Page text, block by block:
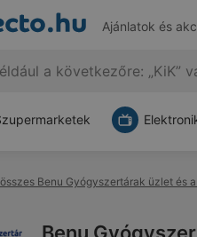
Ajánlatok és
Benu Gyógyszertárak üzlet és
Benu